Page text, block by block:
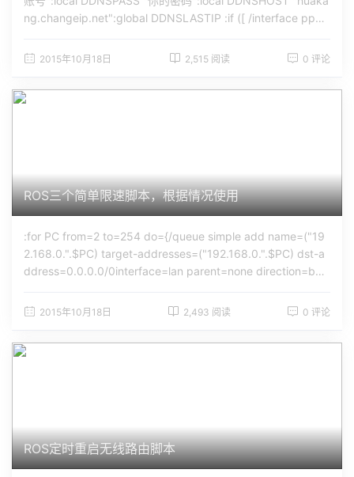
ng.changeip.net":global DDNSLASTIP :if ([ /interface pppo
CE ] running]=true) do={ :local DDNSIP [ /ip address get [/
dress ]
et DDNSIP [:pick $DDNSIP 0 [:find $DDNSIP
"/"] ] :if ( [:typeof $DDNSLASTIP]=&...
2015年10月18日 2,515 阅读 0 评论
ROS三个简单限速脚本，根据情况使用
:for PC from=2 to=254 do={/queue simple add name=("19
2.168.0.".$PC) target-addresses=("192.168.0.".$PC) dst-a
ddress=0.0.0.0/0interface=lan parent=none direction=bot
0000/2000000 max-limit=800000/5000000 total-queue=
ue simple add name=("192.168.1.".$PC) target-addresses=
("192.168.1.".$PC) dst-address=0.0.0.0/0interface=LAN p
2015年10月18日 2,493 阅读 0 评论
ROS定时重启无线路由脚本